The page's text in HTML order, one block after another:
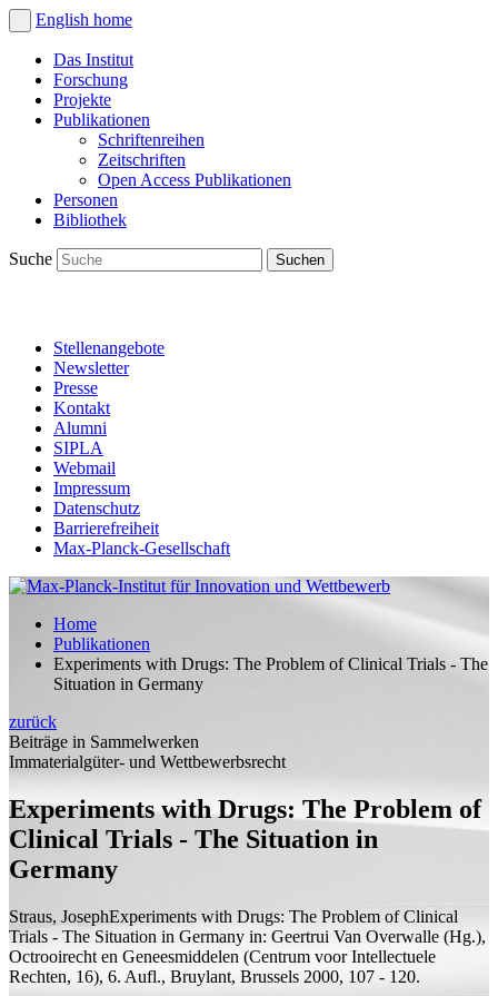
English home
Das Institut
Forschung
Projekte
Publikationen
Schriftenreihen
Zeitschriften
Open Access Publikationen
Personen
Bibliothek
Suche
Stellenangebote
Newsletter
Presse
Kontakt
Alumni
SIPLA
Webmail
Impressum
Datenschutz
Barrierefreiheit
Max-Planck-Gesellschaft
Home
Publikationen
Experiments with Drugs: The Problem of Clinical Trials - The
Situation in Germany
zurück
Beiträge in Sammelwerken
Immaterialgüter- und Wettbewerbsrecht
Experiments with Drugs: The Problem of
Clinical Trials - The Situation in
Germany
Straus, JosephExperiments with Drugs: The Problem of Clinical
Trials - The Situation in Germany in: Geertrui Van Overwalle (Hg.),
Octrooirecht en Geneesmiddelen (Centrum voor Intellectuele
Rechten, 16), 6. Aufl., Bruylant, Brussels 2000, 107 - 120.